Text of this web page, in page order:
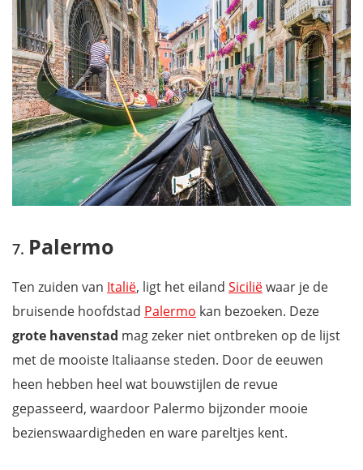
Palermo
Ten zuiden van Italië, ligt het eiland Siciliëwaar je de
bruisende hoofdstad Palermo kan bezoeken. Deze
grote havenstad mag zeker niet ontbreken op de lijst
met de mooiste Italiaanse steden. Door de eeuwen
heen hebben heel wat bouwstijlen de revue
gepasseerd, waardoor Palermo bijzonder mooie
bezienswaardigheden en ware pareltjes kent.